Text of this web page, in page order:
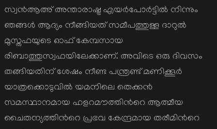
സ്വന്‍ആഅ് അന്താരാഷ്ട്ര എയര്‍പോര്‍ട്ടില്‍ നിന്നും
ഞങ്ങള്‍ ആദ്യം നീങ്ങിയത് സമീപത്തുള്ള ദാറുല്‍
മുസ്തഫയുടെ ഓഫ് കേമ്പസായ
രിബാത്തുസ്വഫയിലേക്കാണ്. അവിടെ ഒരു ദിവസം
തങ്ങിയതിന് ശേഷം നീണ്ട പന്ത്രണ്ട് മണിക്കൂര്‍
യാത്രക്കൊടുവില്‍ യമനിലെ തെക്കന്‍
സമസ്ഥാനമായ ഹളറമൗത്തിന്‍റെ ആത്മീയ
ചൈതന്യത്തിന്‍റെ പ്രഭവ കേന്ദ്രമായ തരീമിന്‍റെ